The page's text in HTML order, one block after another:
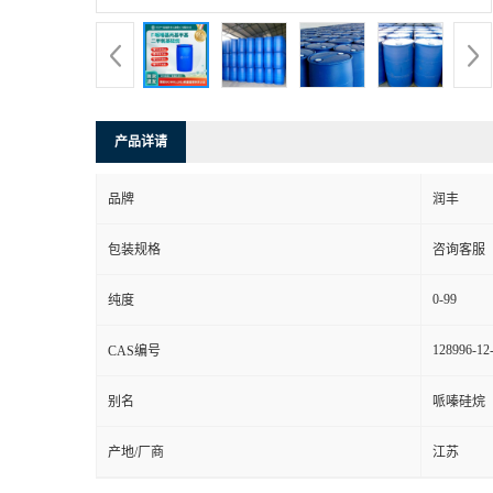
产品详请
品牌 润丰
包装规格 咨询客服
纯度 0-99
CAS编号 128996-
别名 哌嗪硅烷
产地/厂商 江苏